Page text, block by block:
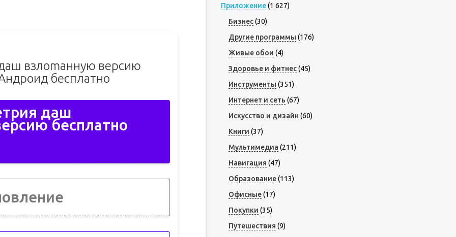
взлоmанную версию
бесплатно
даш
бесплатно
Приложение(1 627)
Бизнес(30)
Другие программы (176)
Живые обои (4)
Здоровье и фитнес(45)
Инструменты (351)
Интернет и сеть (67)
Искусство и дизайн (60)
Книги (37)
Мультимедиа (211)
Навигация (47)
Образование(113)
Офисные(17)
Покупки (35)
Путешествия (9)